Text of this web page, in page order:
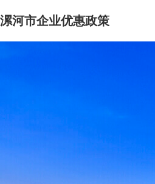
漯河市企业优惠政策